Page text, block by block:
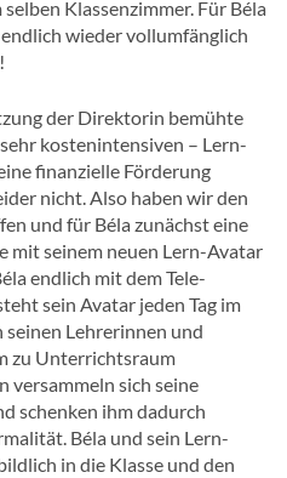
Klassenzimmer. Für Béla
wieder vollumfänglich
der Direktorin bemühte
kostenintensiven – Lern-
finanzielle Förderung
nicht. Also haben wir den
und für Béla zunächst eine
mit seinem neuen Lern-Avatar
endlich mit dem Tele-
sein Avatar jeden Tag im
Lehrerinnen und
zu Unterrichtsraum
versammeln sich seine
schenken ihm dadurch
Béla und sein Lern-
in die Klasse und den